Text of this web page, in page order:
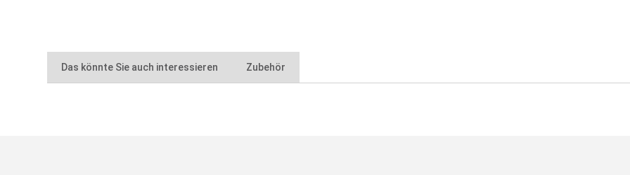
Das könnte Sie auch interessieren Zubehör